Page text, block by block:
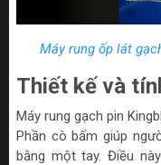
Máy rung ốp lát
Thiết kế và
Máy rung gạch pin
Phần cò bấm giúp
bằng một tay. Điều